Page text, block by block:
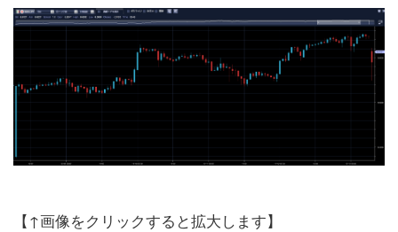
【↑画像をクリックすると拡大します】